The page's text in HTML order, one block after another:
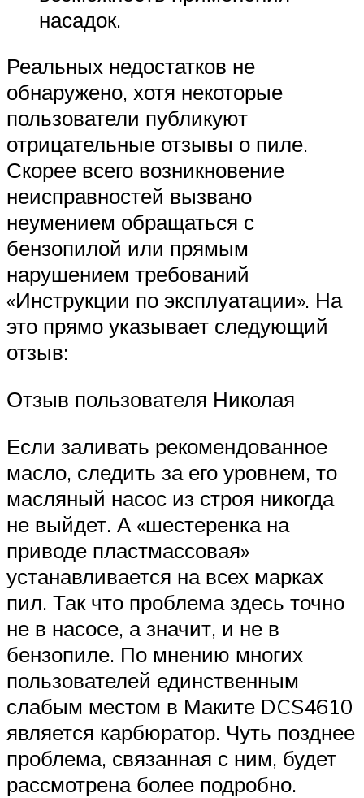
насадок.
Реальных недостатков не
обнаружено, хотя некоторые
пользователи публикуют
отрицательные отзывы о пиле.
Скорее всего возникновение
неисправностей вызвано
неумением обращаться с
бензопилой или прямым
нарушением требований
«Инструкции по эксплуатации». На
это прямо указывает следующий
отзыв:
Отзыв пользователя Николая
Если заливать рекомендованное
масло, следить за его уровнем, то
масляный насос из строя никогда
не выйдет. А «шестеренка на
приводе пластмассовая»
устанавливается на всех марках
пил. Так что проблема здесь точно
не в насосе, а значит, и не в
бензопиле. По мнению многих
пользователей единственным
слабым местом в Маките DCS4610
является карбюратор. Чуть позднее
проблема, связанная с ним, будет
рассмотрена более подробно.